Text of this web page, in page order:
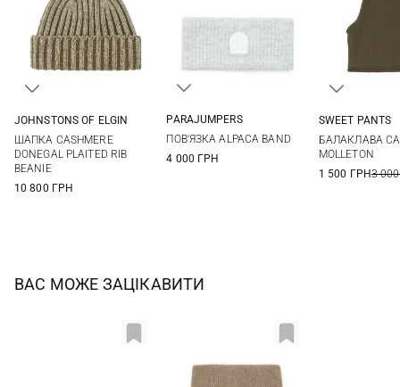
JOHNSTONS OF ELGIN
ШАПКА CASHMERE
DONEGAL PLAITED RIB
BEANIE
10 800 ГРН
PARAJUMPERS
ПОВ'ЯЗКА ALPACA BAND
4 000 ГРН
SWEET PANTS
БАЛАКЛАВА
MOLLETON
1 500 ГРН3
ВАС МОЖЕ ЗАЦІКАВИТИ